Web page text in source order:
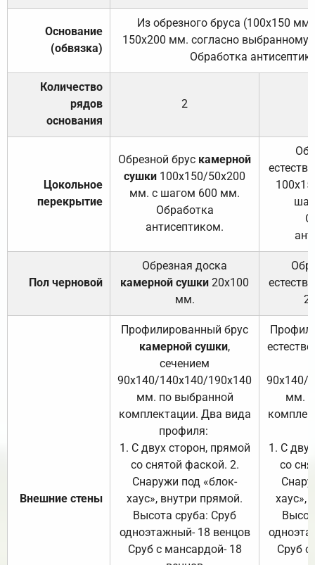
Основание
(обвязка)
Из обрезного бруса (100х150
150х200 мм. согласно выбранному
Обработка
Количество
рядов
основания
2
Цокольное
перекрытие
Обрезной брус камерной
сушки 100х150/50х200
мм. с шагом 600 мм.
Обработка
антисептиком.
Пол черновой
Обрезная доска
камерной сушки 20х100
мм.
Внешние стены
Профилированный брус
камерной сушки,
сечением
90х140/140х140/190х140
мм. по выбранной
комплектации. Два вида
профиля:
1. С двух сторон, прямой
со снятой фаской. 2.
Снаружи под «блок-
хаус», внутри прямой.
Высота сруба: Сруб
одноэтажный- 18 венцов
Сруб с мансардой- 18
90х140/
мм.
1. С
со
хаус»,
Сруб с